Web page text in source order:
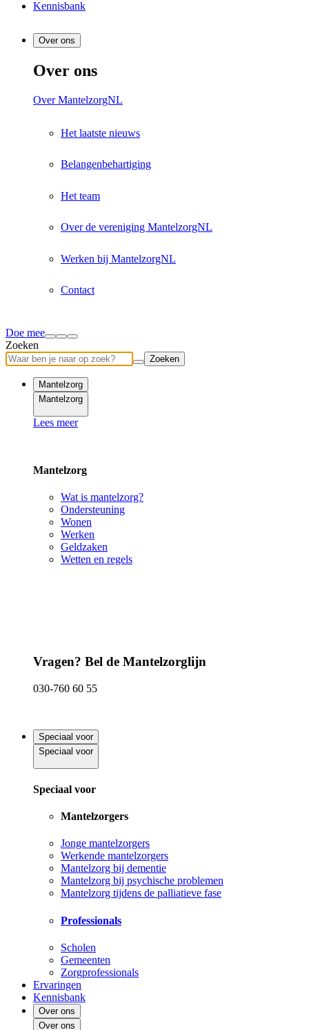
Kennisbank
Over ons
Over ons
Over MantelzorgNL
Het laatste nieuws
Belangenbehartiging
Het team
Over de vereniging MantelzorgNL
Werken bij MantelzorgNL
Contact
Doe mee
Zoeken
Zoeken
Mantelzorg
Mantelzorg
Lees meer
Mantelzorg
Wat is mantelzorg?
Ondersteuning
Wonen
Werken
Geldzaken
Wetten en regels
Vragen? Bel de Mantelzorglijn
030-760 60 55
Speciaal voor
Speciaal voor
Speciaal voor
Mantelzorgers
Jonge mantelzorgers
Werkende mantelzorgers
Mantelzorg bij dementie
Mantelzorg bij psychische problemen
Mantelzorg tijdens de palliatieve fase
Professionals
Scholen
Gemeenten
Zorgprofessionals
Ervaringen
Kennisbank
Over ons
Over ons